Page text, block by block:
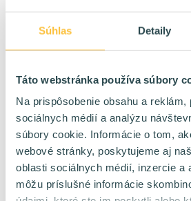
Súhlas Detaily
Táto webstránka používa súbory
Na prispôsobenie obsahu a
sociálnych médií a analýzu
súbory cookie. Informácie o tom,
webové stránky, poskytujeme aj
oblasti sociálnych médií, inzercie a
môžu príslušné informácie
4000 - 7000 eur/mes
C#/.NET programátori
Forma:
Lokalita: Bratislava Viedeň
HomeOffice: 60 %
Plat: 4000 - 10000 eur/mes